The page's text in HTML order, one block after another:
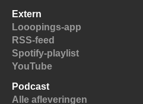
Extern
Looopings-app
RSS-feed
Spotify-playlist
YouTube
Podcast
Alle afleveringen